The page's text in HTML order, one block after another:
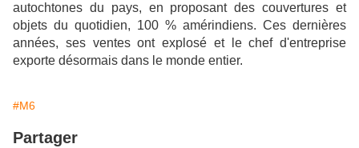
autochtones du pays, en proposant des couvertures et
objets du quotidien, 100 % amérindiens. Ces dernières
années, ses ventes ont explosé et le chef d'entreprise
exporte désormais dans le monde entier.
#M6
Partager